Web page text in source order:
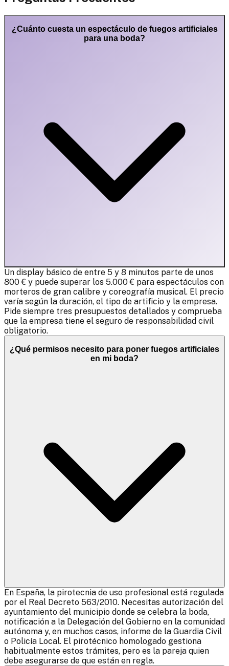
¿Cuánto cuesta un espectáculo de fuegos artificiales
para una boda?
Un display básico de entre 5 y 8 minutos parte de unos
800 € y puede superar los 5.000 € para espectáculos con
morteros de gran calibre y coreografía musical. El precio
varía según la duración, el tipo de artificio y la empresa.
Pide siempre tres presupuestos detallados y comprueba
que la empresa tiene el seguro de responsabilidad civil
obligatorio.
¿Qué permisos necesito para poner fuegos artificiales
en mi boda?
En España, la pirotecnia de uso profesional está regulada
por el Real Decreto 563/2010. Necesitas autorización del
ayuntamiento del municipio donde se celebra la boda,
notificación a la Delegación del Gobierno en la comunidad
autónoma y, en muchos casos, informe de la Guardia Civil
o Policía Local. El pirotécnico homologado gestiona
habitualmente estos trámites, pero es la pareja quien
debe asegurarse de que están en regla.